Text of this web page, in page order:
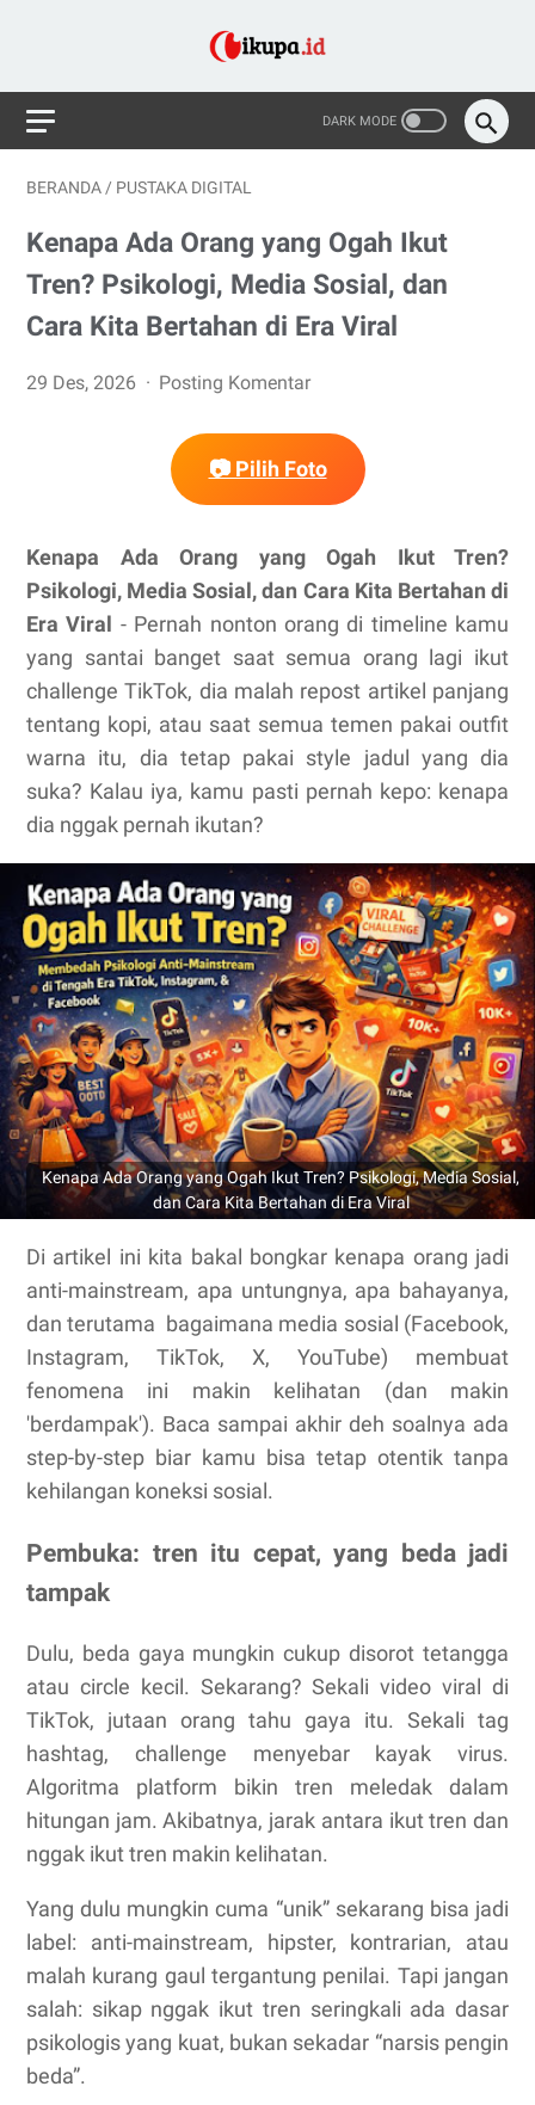
BERANDA / PUSTAKA DIGITAL
Kenapa Ada Orang yang Ogah Ikut
Tren? Psikologi, Media Sosial, dan
Cara Kita Bertahan di Era Viral
29 Des, 2026 Posting Komentar
📷 Pilih Foto
Kenapa Ada Orang yang Ogah Ikut Tren?
Psikologi, Media Sosial, dan Cara Kita Bertahan di
Era Viral - Pernah nonton orang di timeline kamu
yang santai banget saat semua orang lagi ikut
challenge TikTok, dia malah repost artikel panjang
tentang kopi, atau saat semua temen pakai outfit
warna itu, dia tetap pakai style jadul yang dia
suka? Kalau iya, kamu pasti pernah kepo: kenapa
dia nggak pernah ikutan?
Kenapa Ada Orang yang Ogah Ikut Tren? Psikologi, Media Sosial,
dan Cara Kita Bertahan di Era Viral
Di artikel ini kita bakal bongkar kenapa orang jadi
anti-mainstream, apa untungnya, apa bahayanya,
dan terutama bagaimana media sosial (Facebook,
Instagram, TikTok, X, YouTube) membuat
fenomena ini makin kelihatan (dan makin
'berdampak'). Baca sampai akhir deh soalnya ada
step-by-step biar kamu bisa tetap otentik tanpa
kehilangan koneksi sosial.
Pembuka: tren itu cepat, yang beda jadi
tampak
Dulu, beda gaya mungkin cukup disorot tetangga
atau circle kecil. Sekarang? Sekali video viral di
TikTok, jutaan orang tahu gaya itu. Sekali tag
hashtag, challenge menyebar kayak virus.
Algoritma platform bikin tren meledak dalam
hitungan jam. Akibatnya, jarak antara ikut tren dan
nggak ikut tren makin kelihatan.
Yang dulu mungkin cuma “unik” sekarang bisa jadi
label: anti-mainstream, hipster, kontrarian, atau
malah kurang gaul tergantung penilai. Tapi jangan
salah: sikap nggak ikut tren seringkali ada dasar
psikologis yang kuat, bukan sekadar “narsis pengin
beda”.